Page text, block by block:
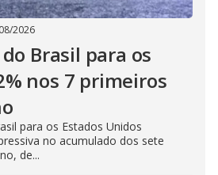
2026
Brasil para os
nos 7 primeiros
para os Estados Unidos
no acumulado dos sete
de...